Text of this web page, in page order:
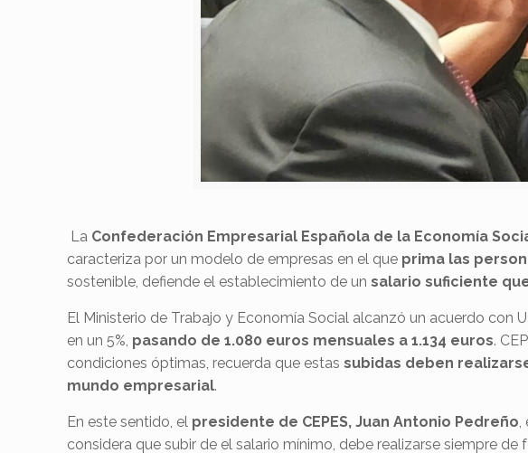
La Confederación Empresarial Española de la Economía
caracteriza por un modelo de empresas en el que prima las
sostenible, defiende el establecimiento de unsalario suficiente
El Ministerio de Trabajo y Economía Social alcanzó un acuerdo con
en un 5%, pasando de 1.080 euros mensuales a 1.134 euros.
condiciones óptimas, recuerda que estassubidas deben
mundo empresarial.
En este sentido, el presidente de CEPES, Juan Antonio Pedreño,
considera que subir de el salario mínimo, debe realizarse siempre